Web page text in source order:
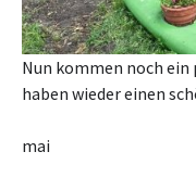
Nun kommen noch
haben wieder einen
mai